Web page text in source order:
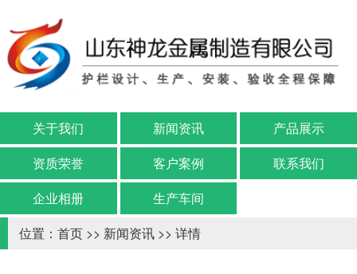
关于我们 新闻资讯
产品展示
资质荣誉
客户案例
联系我们
企业相册
生产车间
位置： 首页 >> 新闻资讯 >> 详情